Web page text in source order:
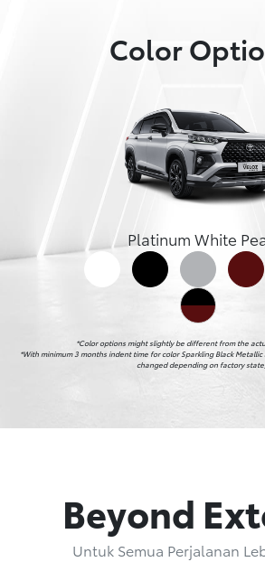
Color
Platinum White
*Color options might slightly be different from the
changed depending on factory
Beyond
Untuk Semua Perjalanan